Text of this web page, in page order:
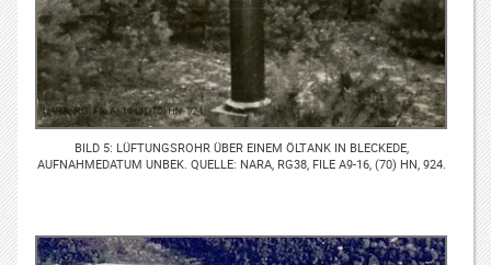
BILD 5: LÜFTUNGSROHR ÜBER EINEM ÖLTANK IN BLECKEDE,
AUFNAHMEDATUM UNBEK. QUELLE: NARA, RG38, FILE A9-16, (70) HN, 924.